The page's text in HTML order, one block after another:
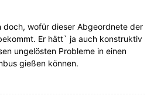
doch, wofür dieser Abgeordnete der
Er hätt` ja auch konstruktiv
ungelösten Probleme in einen
gießen können.